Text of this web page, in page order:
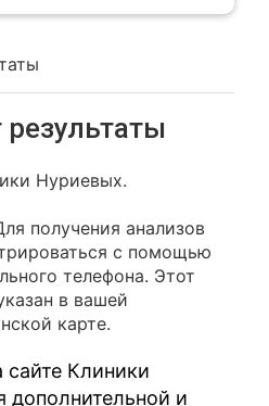
Нуриевых.
получения анализов
с помощью
телефона. Этот
в вашей
карте.
Клиники
дополнительной и